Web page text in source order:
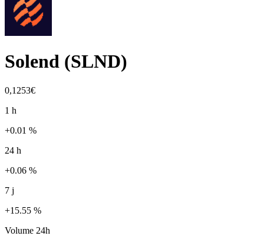
Solend (SLND)
0,1253€
1 h
+0.01 %
24 h
+0.06 %
7 j
+15.55 %
Volume 24h